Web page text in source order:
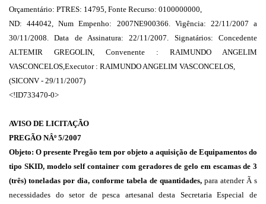
Orçamentário: PTRES: 14795, Fonte Recurso: 0100000000,
ND: 444042, Num Empenho: 2007NE900366. Vigência: 22/11/2007 a
30/11/2008. Data de Assinatura: 22/11/2007. Signatários: Concedente
ALTEMIR GREGOLIN, Convenente : RAIMUNDO ANGELIM
VASCONCELOS,Executor : RAIMUNDO ANGELIM VASCONCELOS,
(SICONV - 29/11/2007)
<!ID733470-0>
AVISO DE LICITAÇÃO
PREGÃO NÂº 5/2007
Objeto: O presente Pregão tem por objeto a aquisição de Equipamentos do
tipo SKID, modelo self container com geradores de gelo em escamas de 3
(três) toneladas por dia, conforme tabela de quantidades, para atender Ã s
necessidades do setor de pesca artesanal desta Secretaria Especial de